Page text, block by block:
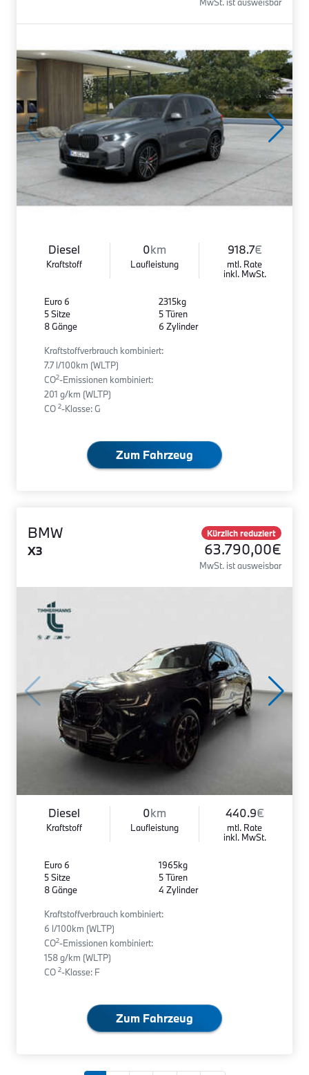
MwSt. ist ausweisbar
Diesel
Kraftstoff
0km
Laufleistung
918.7€
mtl. Rate
inkl. MwSt.
Euro 6
5 Sitze
8 Gänge
2315kg
5 Türen
6 Zylinder
Kraftstoffverbrauch kombiniert:
7.7 l/100km (WLTP)
CO2-Emissionen kombiniert:
201 g/km (WLTP)
CO 2-Klasse: G
Zum Fahrzeug
BMW
X3
Kürzlich reduziert
63.790,00€
MwSt. ist ausweisbar
Diesel
Kraftstoff
0km
Laufleistung
440.9€
mtl. Rate
inkl. MwSt.
Euro 6
5 Sitze
8 Gänge
1965kg
5 Türen
4 Zylinder
Kraftstoffverbrauch kombiniert:
6 l/100km (WLTP)
CO2-Emissionen kombiniert:
158 g/km (WLTP)
CO 2-Klasse: F
Zum Fahrzeug